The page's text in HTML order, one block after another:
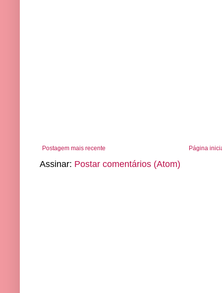
Postagem mais recente Página
Assinar: Postar comentários (Atom)